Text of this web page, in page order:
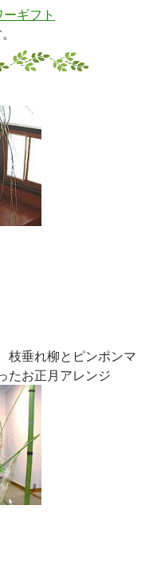
ギフト
垂れ柳とピンポンマ
たお正月アレンジ